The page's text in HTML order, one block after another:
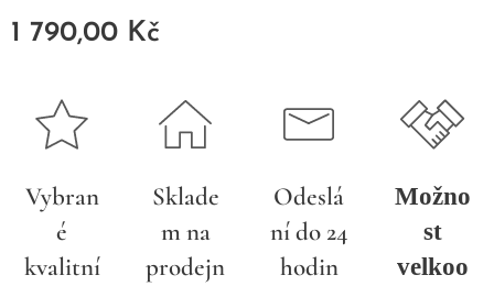
1 790,00 Kč
Vybran
é
kvalitní
Sklade
m na
prodejn
Odeslá
ní do 24
hodin
Možno
st
velkoo